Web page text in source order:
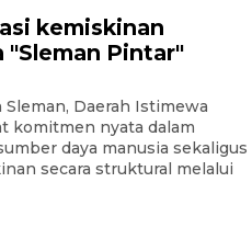
kemiskinan
"Sleman Pintar"
Daerah Istimewa
komitmen nyata dalam
daya manusia sekaligus
secara struktural melalui